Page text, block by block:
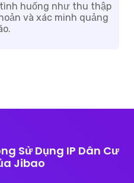
huống như thu thập
và xác minh quảng
Sử Dụng IP Dân Cư
Jibao